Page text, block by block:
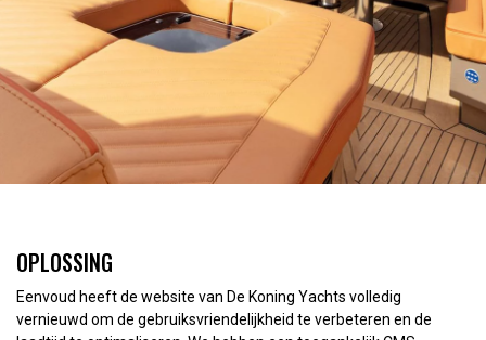
OPLOSSING
Eenvoud heeft de website van De Koning Yachts volledig
vernieuwd om de gebruiksvriendelijkheid te verbeteren en de